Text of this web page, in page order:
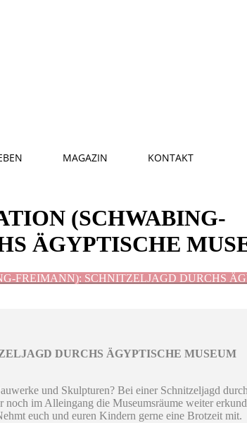
MAGAZIN KONTAKT
(SCHWABING-
ÄGYPTISCHE
FREIMANN): SCHNITZELJAGD DURCHS
DURCHS ÄGYPTISCHE MUSEUM
und Skulpturen? Bei einer Schnitzeljagd
noch im Alleingang die Museumsräume weiter
euch und euren Kindern gerne eine Brotzeit mit.